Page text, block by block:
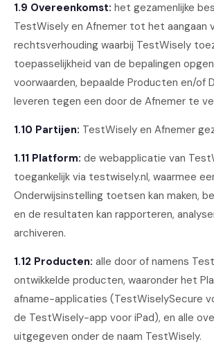
1.9 Overeenkomst: het gezamenlijke
TestWisely en Afnemer tot het aangaan
rechtsverhouding waarbij TestWisely
toepasselijkheid van de bepalingen
voorwaarden, bepaalde Producten en/of
leveren tegen een door de Afnemer te
1.10 Partijen: TestWisely en Afnemer
1.11 Platform: de webapplicatie van
toegankelijk via testwisely.nl, waarmee
Onderwijsinstelling toetsen kan maken,
en de resultaten kan rapporteren,
archiveren.
1.12 Producten: alle door of namens
ontwikkelde producten, waaronder het
afname-applicaties (TestWiselySecure
de TestWisely-app voor iPad), en alle
uitgegeven onder de naam TestWisely.